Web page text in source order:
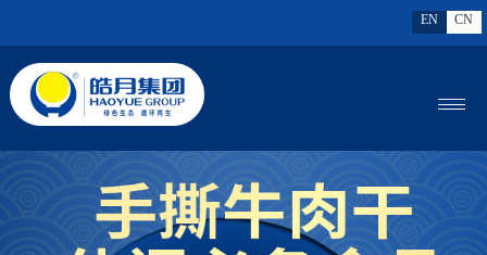
EN CN
MENU